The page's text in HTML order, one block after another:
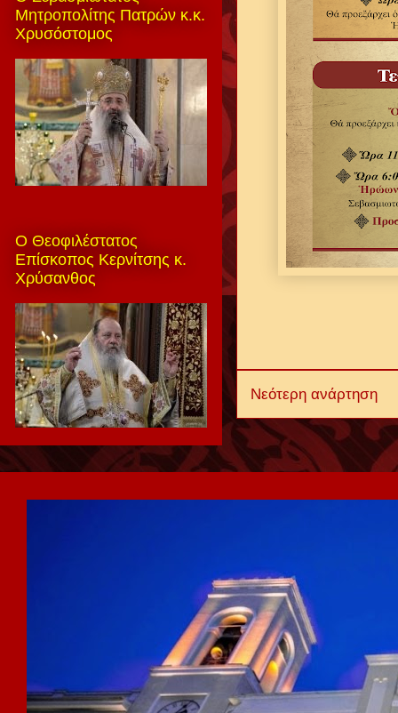
Νεότερη ανάρτηση
Μητροπολίτης Πατρών κ.κ.
Χρυσόστομος
Ο Θεοφιλέστατος
Επίσκοπος Κερνίτσης κ.
Χρύσανθος